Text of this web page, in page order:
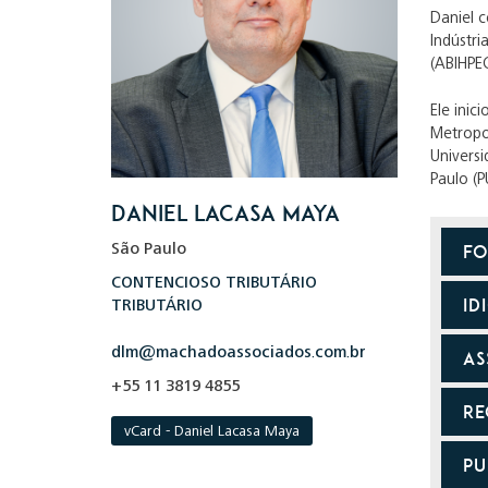
Daniel Lacasa Maya
São Paulo
CONTENCIOSO TRIBUTÁRIO
TRIBUTÁRIO
dlm@machadoassociados.com.br
+55 11 3819 4855
vCard - Daniel Lacasa Maya
Daniel
Ele
Paulo